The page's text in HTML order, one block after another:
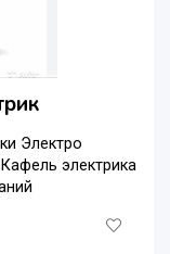
Электро
электрика